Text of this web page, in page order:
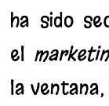
ha sido
el
la